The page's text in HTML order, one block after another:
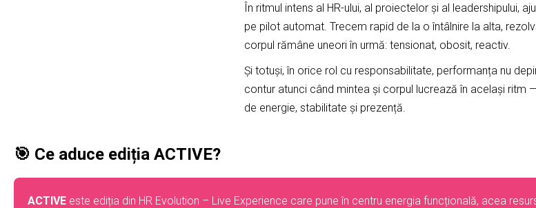
În ritmul intens al HR-ului, al proiectelor și al leadershipului,
pe pilot automat. Trecem rapid de la o întâlnire la alta,
corpul rămâne uneori în urmă: tensionat, obosit, reactiv.
Și totuși, în orice rol cu responsabilitate, performanța nu
contur atunci când mintea și corpul lucrează în același ritm
de energie, stabilitate și prezență.
🎯 Ce aduce ediția ACTIVE?
ACTIVE este ediția din HR Evolution – Live Experience care pune în centru energia funcțională, acea